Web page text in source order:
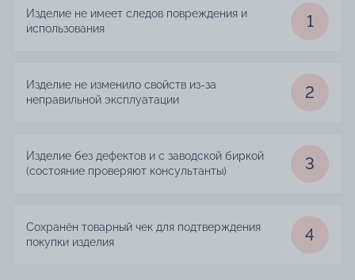
Изделие не имеет следов повреждения и
использования
1
Изделие не изменило свойств из-за
неправильной эксплуатации
2
Изделие без дефектов и с заводской биркой
(состояние проверяют консультанты)
3
Сохранён товарный чек для подтверждения
покупки изделия
4